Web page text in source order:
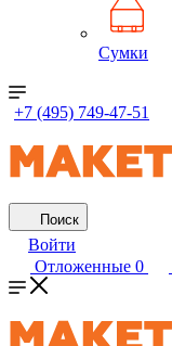
Сумки
+7 (495) 749-47-51
Поиск
Войти
Отложенные 0